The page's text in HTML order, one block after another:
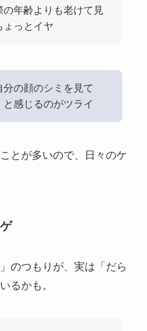
の年齢よりも老けて見
ょっとイヤ
分の顔のシミを見て
と感じるのがツライ
とが多いので、日々のケ
のつもりが、実は「だら
るかも。